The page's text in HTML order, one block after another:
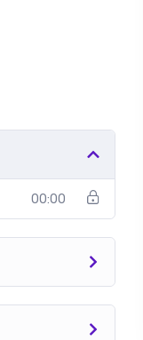
00:00